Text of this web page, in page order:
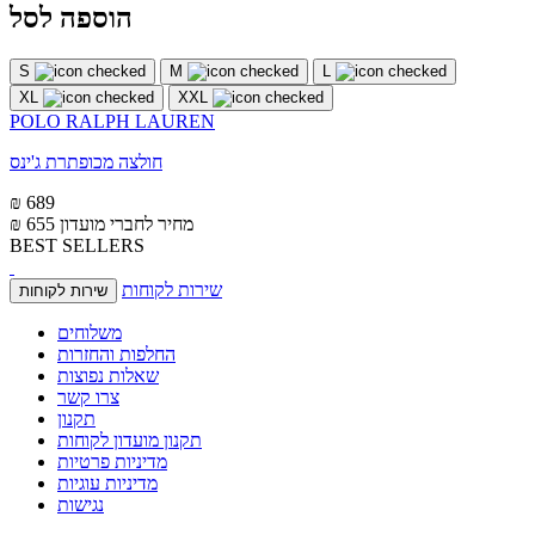
הוספה לסל
S M
L
XL
XXL
POLO RALPH LAUREN
חולצה מכופתרת ג'ינס
₪ 689
₪ 655 מחיר לחברי מועדון
BEST SELLERS
שירות לקוחות שירות לקוחות
משלוחים
החלפות והחזרות
שאלות נפוצות
צרו קשר
תקנון
תקנון מועדון לקוחות
מדיניות פרטיות
מדיניות עוגיות
נגישות